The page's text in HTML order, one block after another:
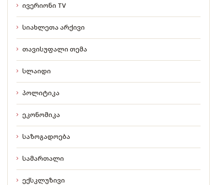
ივერიონი TV
სიახლეთა არქივი
თავისუფალი თემა
სლაიდი
პოლიტიკა
ეკონომიკა
საზოგადოება
სამართალი
ექსკლუზივი